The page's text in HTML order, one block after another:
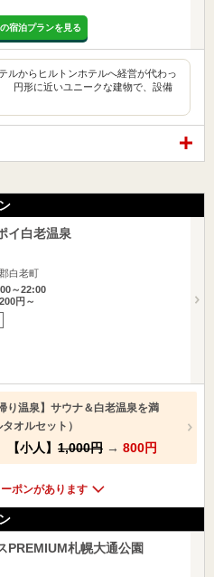
宿泊プランを見る
ルからヒルトンホテルへ経営が代わっ
円形に近いユニークな建物で、設備
イ白老温泉
白老町
～22:00
円～
り温泉】サウナ＆白老温泉を満
オルセット）
【小人】 1,000円 → 800円
ポンがあります
PREMIUM札幌大通公園